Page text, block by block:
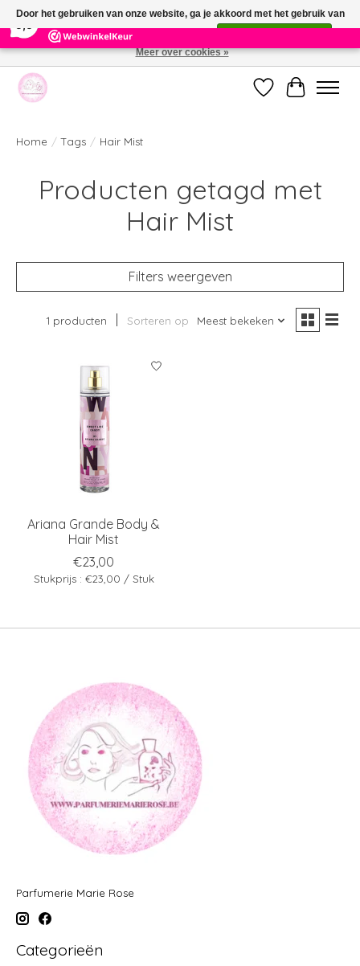
391 Reviews ×
Welkom bij de nieuwe webshop van Parfumerie Marie Rose
Verlanglijst
Home / Tags / Hair Mist
Producten getagd met
Hair Mist
Filters weergeven
1 producten Sorteren op Meest bekeken
Ariana Grande Body &
Hair Mist
€23,00
Stukprijs : €23,00 / Stuk
Parfumerie Marie Rose
Categorieën
Door het gebruiken van onze website, ga je akkoord met het gebruik van
cookies om onze website te verbeteren.
Meer over cookies »